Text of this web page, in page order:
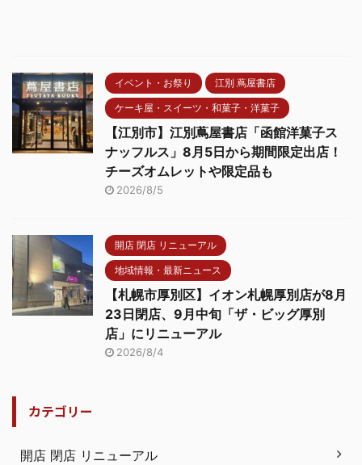
イベント・お祭り 江別 蔦屋書店
ケーキ屋・スイーツ・和菓子・洋菓子
【江別市】江別蔦屋書店「函館洋菓子ス
ナッフルス」8月5日から期間限定出店！
チーズオムレットや限定品も
2026/8/5
開店 閉店 リニューアル
地域情報・最新ニュース
【札幌市厚別区】イオン札幌厚別店が8月
23日閉店、9月中旬「ザ・ビッグ厚別
店」にリニューアル
2026/8/4
カテゴリー
開店 閉店 リニューアル